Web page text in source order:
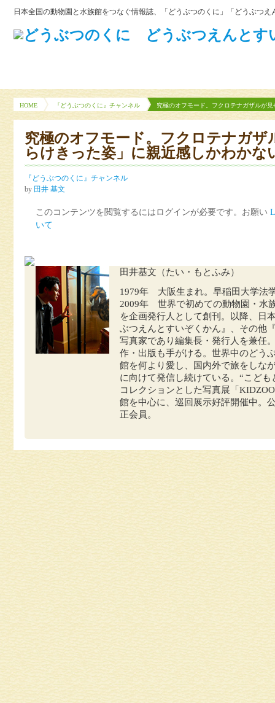
日本全国の動物園と水族館をつなぐ情報誌、「どうぶつのくに」「どうぶつえ
HOME 『どうぶつのくに』チャンネル 究極のオフモード。フクロテナガザルが
究極のオフモード。フクロテナガザ
らけきった姿」に親近感しかわかな
『どうぶつのくに』チャンネル
by 田井 基文
このコンテンツを閲覧するにはログインが必要です。お願い
いて
田井基文（たい・もとふみ）
1979年 大阪生まれ。早稲田大学法
2009年 世界で初めての動物園・水
を企画発行人として創刊。以降、日
ぶつえんとすいぞくかん』、その他
写真家であり編集長・発行人を兼任
作・出版も手がける。世界中のどう
館を何より愛し、国内外で旅をしな
に向けて発信し続けている。“こど
コレクションとした写真展「
館を中心に、巡回展示好評開催中。
正会員。